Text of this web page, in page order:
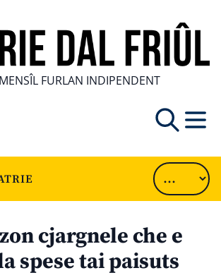
FURLAN INDIPENDENT
cjargnele che e
spese tai paisuts